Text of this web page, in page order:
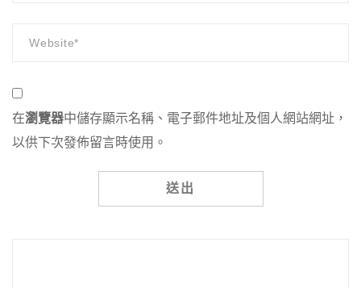
在瀏覽器中儲存顯示名稱、電子郵件地址及個人網站網址，
以供下次發佈留言時使用。